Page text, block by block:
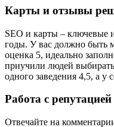
Карты и отзывы
SEO и карты – ключевые
годы. У вас должно быть
оценка 5, идеально
приучили людей
одного заведения 4,5, а у
Работа с репутацией
Отвечайте на